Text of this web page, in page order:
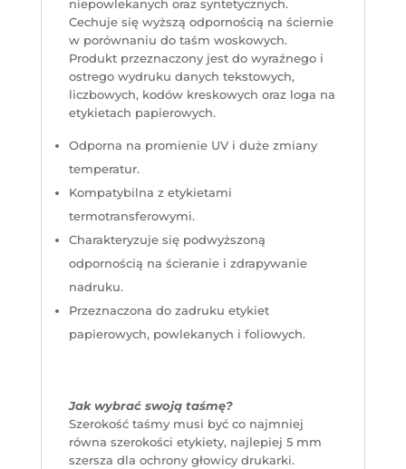
niepowlekanych oraz syntetycznych.
Cechuje się wyższą odpornością na ściernie
w porównaniu do taśm woskowych.
Produkt przeznaczony jest do wyraźnego i
ostrego wydruku danych tekstowych,
liczbowych, kodów kreskowych oraz loga na
etykietach papierowych.
Odporna na promienie UV i duże zmiany
temperatur.
Kompatybilna z etykietami
termotransferowymi.
Charakteryzuje się podwyższoną
odpornością na ścieranie i zdrapywanie
nadruku.
Przeznaczona do zadruku etykiet
papierowych, powlekanych i foliowych.
Jak wybrać swoją taśmę?
Szerokość taśmy musi być co najmniej
równa szerokości etykiety, najlepiej 5 mm
szersza dla ochrony głowicy drukarki.